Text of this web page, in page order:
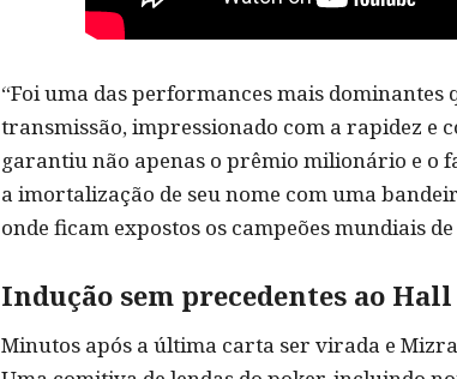
“Foi uma das performances mais dominantes
transmissão, impressionado com a rapidez
garantiu não apenas o prêmio milionário e o
a imortalização de seu nome com uma
onde ficam expostos os campeões mundiais
Indução sem precedentes ao
Minutos após a última carta ser virada e